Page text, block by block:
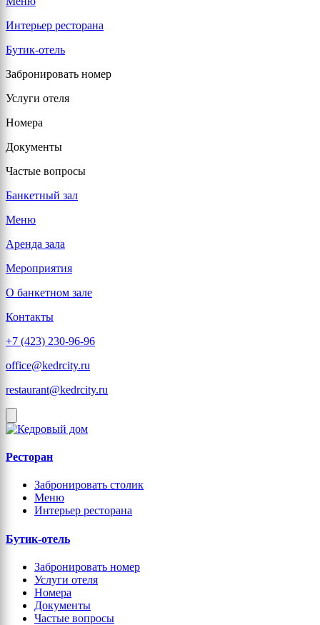
Интерьер ресторана
Бутик-отель
Забронировать номер
Услуги отеля
Номера
Документы
Частые вопросы
Банкетный зал
Меню
Аренда зала
Мероприятия
О банкетном зале
Контакты
+7 (423) 230-96-96
office@kedrcity.ru
restaurant@kedrcity.ru
Ресторан
Забронировать столик
Меню
Интерьер ресторана
Бутик-отель
Забронировать номер
Услуги отеля
Номера
Документы
Частые вопросы